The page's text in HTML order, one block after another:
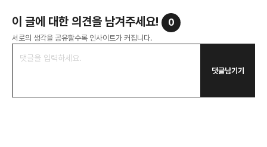
이 글에 대한 의견을 남겨주세요! 0
서로의 생각을 공유할수록 인사이트가 커집니다.
댓글남기기